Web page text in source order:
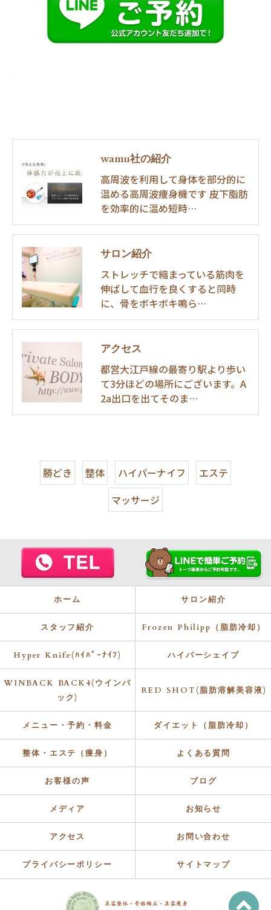
wamu社の紹介
高周波を利用して身体を部分的に
温める高周波痩身機です 皮下脂肪
を効率的に温め短時…
サロン紹介
ストレッチで縮まっている筋肉を
伸ばして血行を良くすると同時
に、骨をボキボキ鳴ら…
アクセス
都営大江戸線の最寄り駅より歩い
て3分ほどの場所にございます。A
2a出口を出てそのま…
勝どき 整体 ハイパーナイフ
エステ
マッサージ
ホーム サロン紹介
スタッフ紹介 Frozen Philipp（脂肪冷却）
Hyper Knife(ﾊｲﾊﾟｰﾅｲﾌ) ハイパーシェイプ
WINBACK BACK4(ウインバ
ック)
RED SHOT(脂肪溶解美容液)
メニュー・予約・料金 ダイエット（脂肪冷却）
整体・エステ（痩身） よくある質問
お客様の声 ブログ
メディア お知らせ
アクセス お問い合わせ
プライバシーポリシー サイトマップ